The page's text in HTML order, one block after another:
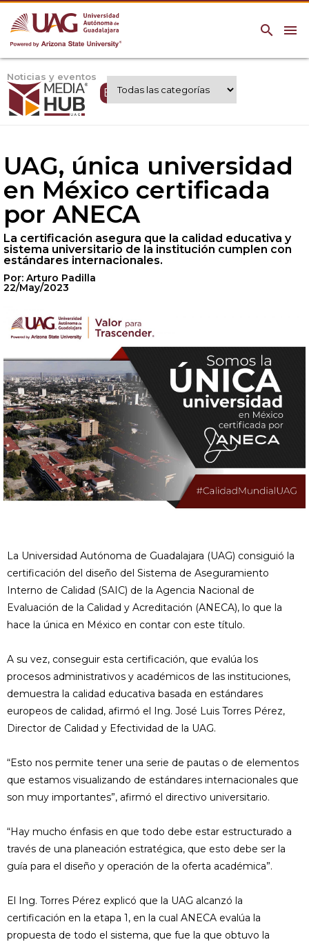
menu
search
Noticias y eventos
Expertos UAG
UAG, única universidad
en México certificada
por ANECA
La certificación asegura que la calidad educativa y
sistema universitario de la institución cumplen con
estándares internacionales.
Por: Arturo Padilla
22/May/2023
La Universidad Autónoma de Guadalajara (UAG) consiguió la
certificación del diseño del Sistema de Aseguramiento
Interno de Calidad (SAIC) de la Agencia Nacional de
Evaluación de la Calidad y Acreditación (ANECA), lo que la
hace la única en México en contar con este título.
A su vez, conseguir esta certificación, que evalúa los
procesos administrativos y académicos de las instituciones,
demuestra la calidad educativa basada en estándares
europeos de calidad, afirmó el Ing. José Luis Torres Pérez,
Director de Calidad y Efectividad de la UAG.
“Esto nos permite tener una serie de pautas o de elementos
que estamos visualizando de estándares internacionales que
son muy importantes”, afirmó el directivo universitario.
“Hay mucho énfasis en que todo debe estar estructurado a
través de una planeación estratégica, que esto debe ser la
guía para el diseño y operación de la oferta académica”.
El Ing. Torres Pérez explicó que la UAG alcanzó la
certificación en la etapa 1, en la cual ANECA evalúa la
propuesta de todo el sistema, que fue la que obtuvo la